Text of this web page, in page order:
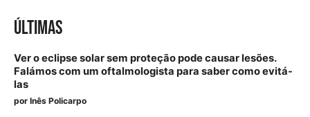
ÚLTIMAS
Ver o eclipse solar sem proteção pode causar lesões.
Falámos com um oftalmologista para saber como evitá-
las
por Inês Policarpo